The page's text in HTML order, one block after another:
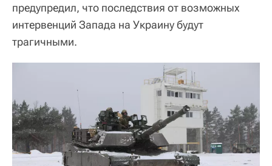
предупредил, что последствия от возможных
интервенций Запада на Украину будут
трагичными.